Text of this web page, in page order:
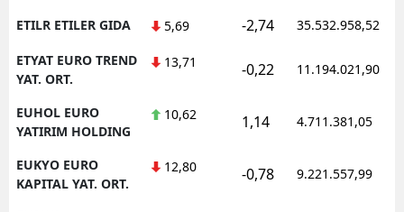
ETILR ETILER GIDA 5,69 -2,74 35.532.958,52
ETYAT EURO TREND
YAT. ORT.
13,71 -0,22 11.194.021,90
EUHOL EURO
YATIRIM HOLDING
10,62 1,14 4.711.381,05
EUKYO EURO
KAPITAL YAT. ORT.
12,80 -0,78 9.221.557,99